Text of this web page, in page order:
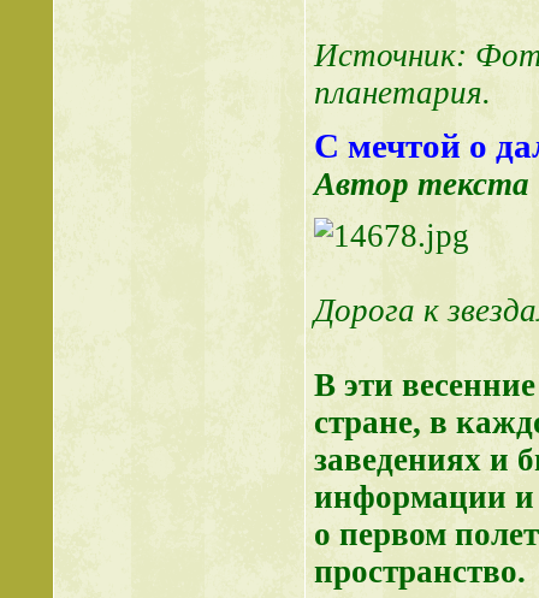
Источник:
планетария.
С мечтой о
Автор текста
Дорога к
В эти
стране, в
заведениях и
информации и
о первом
пространство.